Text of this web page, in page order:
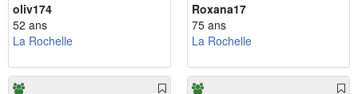
oliv174
52 ans
La Rochelle
Roxana17
75 ans
La Rochelle